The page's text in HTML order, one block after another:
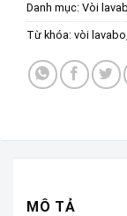
Danh mục: Vòi
Từ khóa: vòi lavabo,
MÔ TẢ